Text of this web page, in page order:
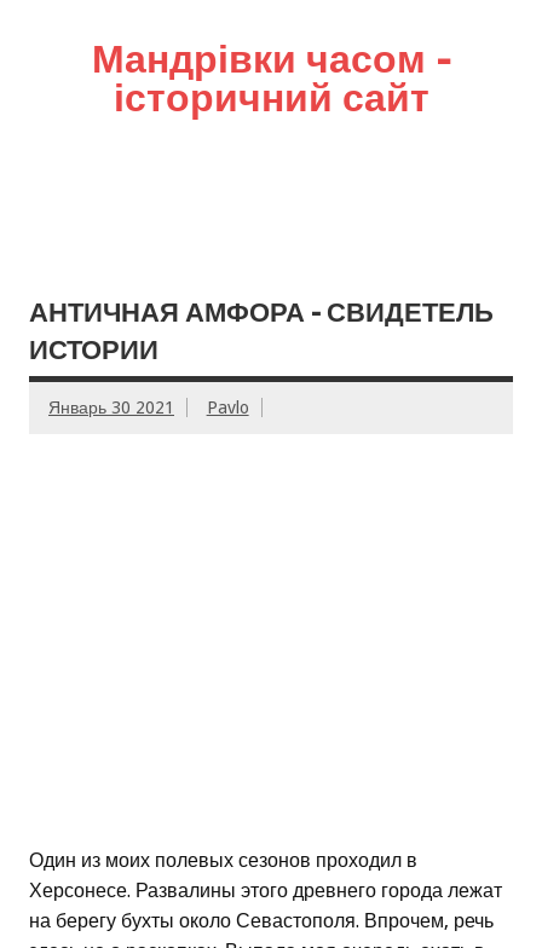
Мандрівки часом –
історичний сайт
АНТИЧНАЯ АМФОРА – СВИДЕТЕЛЬ
ИСТОРИИ
Январь 30 2021 Pavlo
Один из моих полевых сезонов проходил в
Херсонесе. Развалины этого древнего города лежат
на берегу бухты около Севастополя. Впрочем, речь